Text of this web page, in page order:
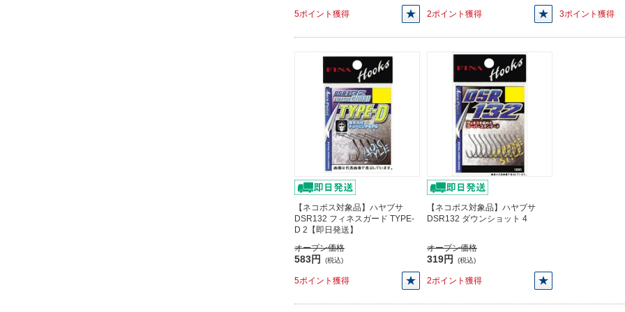
5ポイント獲得 2ポイント獲得 3ポイント獲得
【ネコポス対象品】ハヤブサ
DSR132 フィネスガード TYPE-
D 2【即日発送】
オープン価格
583円 (税込)
5ポイント獲得
【ネコポス対象品】ハヤブサ
DSR132 ダウンショット 4
オープン価格
319円 (税込)
2ポイント獲得